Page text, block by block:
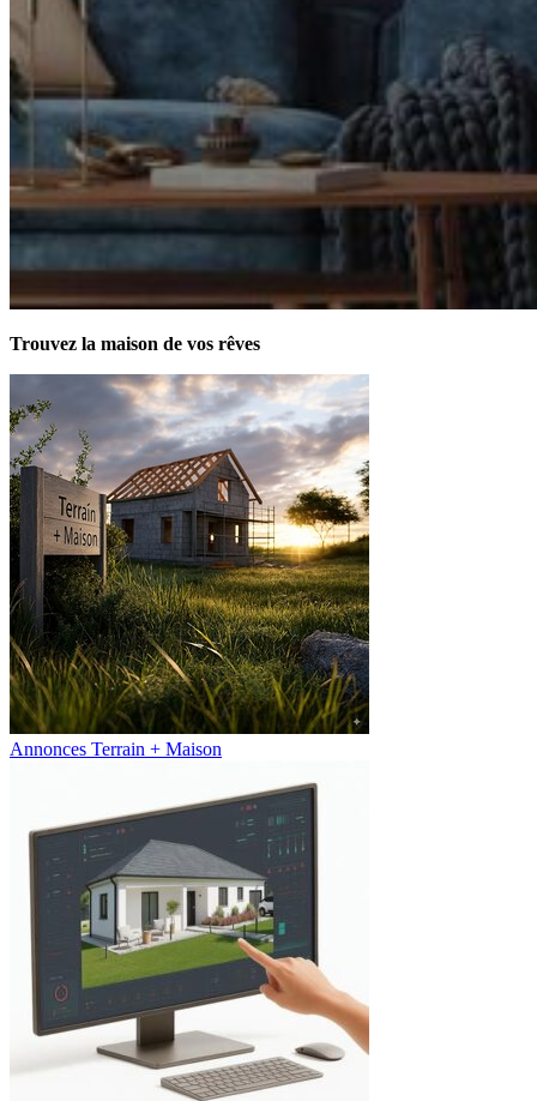
Trouvez la maison de vos rêves
Annonces Terrain + Maison